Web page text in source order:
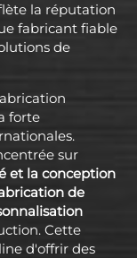
la réputation
fabricant fiable
de
forte
sur
et la conception
de
Cette
d'offrir des